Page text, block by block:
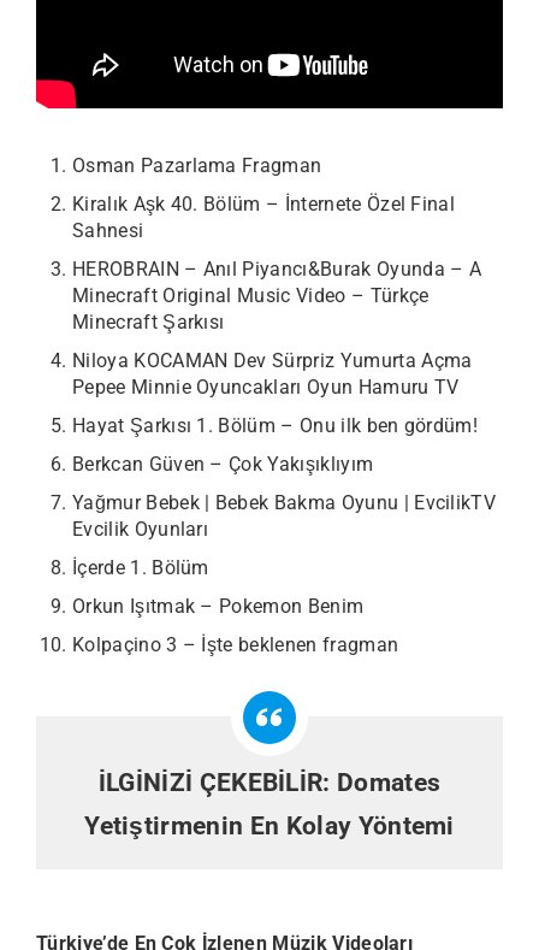
Osman Pazarlama Fragman
Kiralık Aşk 40. Bölüm – İnternete Özel Final
Sahnesi
HEROBRAIN – Anıl Piyancı&Burak Oyunda – A
Minecraft Original Music Video – Türkçe
Minecraft Şarkısı
Niloya KOCAMAN Dev Sürpriz Yumurta Açma
Pepee Minnie Oyuncakları Oyun Hamuru TV
Hayat Şarkısı 1. Bölüm – Onu ilk ben gördüm!
Berkcan Güven – Çok Yakışıklıyım
Yağmur Bebek | Bebek Bakma Oyunu | EvcilikTV
Evcilik Oyunları
İçerde 1. Bölüm
Orkun Işıtmak – Pokemon Benim
Kolpaçino 3 – İşte beklenen fragman
İLGİNİZİ ÇEKEBİLİR: Domates
Yetiştirmenin En Kolay Yöntemi
Türkiye’de En Çok İzlenen Müzik Videoları